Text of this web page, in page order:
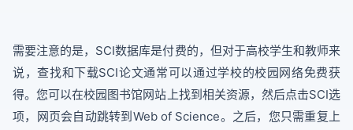
需要注意的是，SCI数据库是付费的，但对于高校学生和教师来
说，查找和下载SCI论文通常可以通过学校的校园网络免费获
得。您可以在校园图书馆网站上找到相关资源，然后点击SCI选
项，网页会自动跳转到Web of Science。之后，您只需重复上